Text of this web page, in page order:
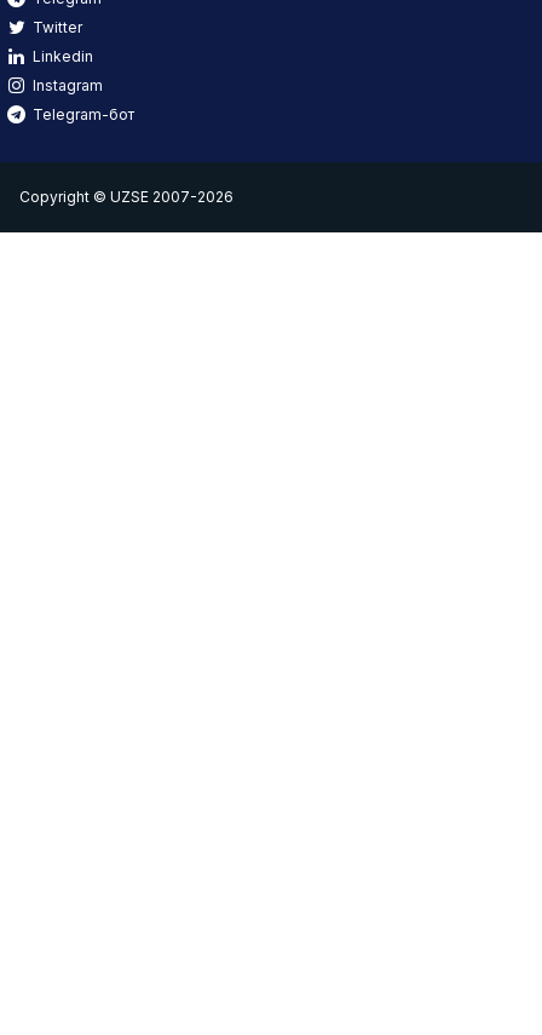
Twitter
Linkedin
Instagram
Telegram-бот
Copyright © UZSE 2007-2026